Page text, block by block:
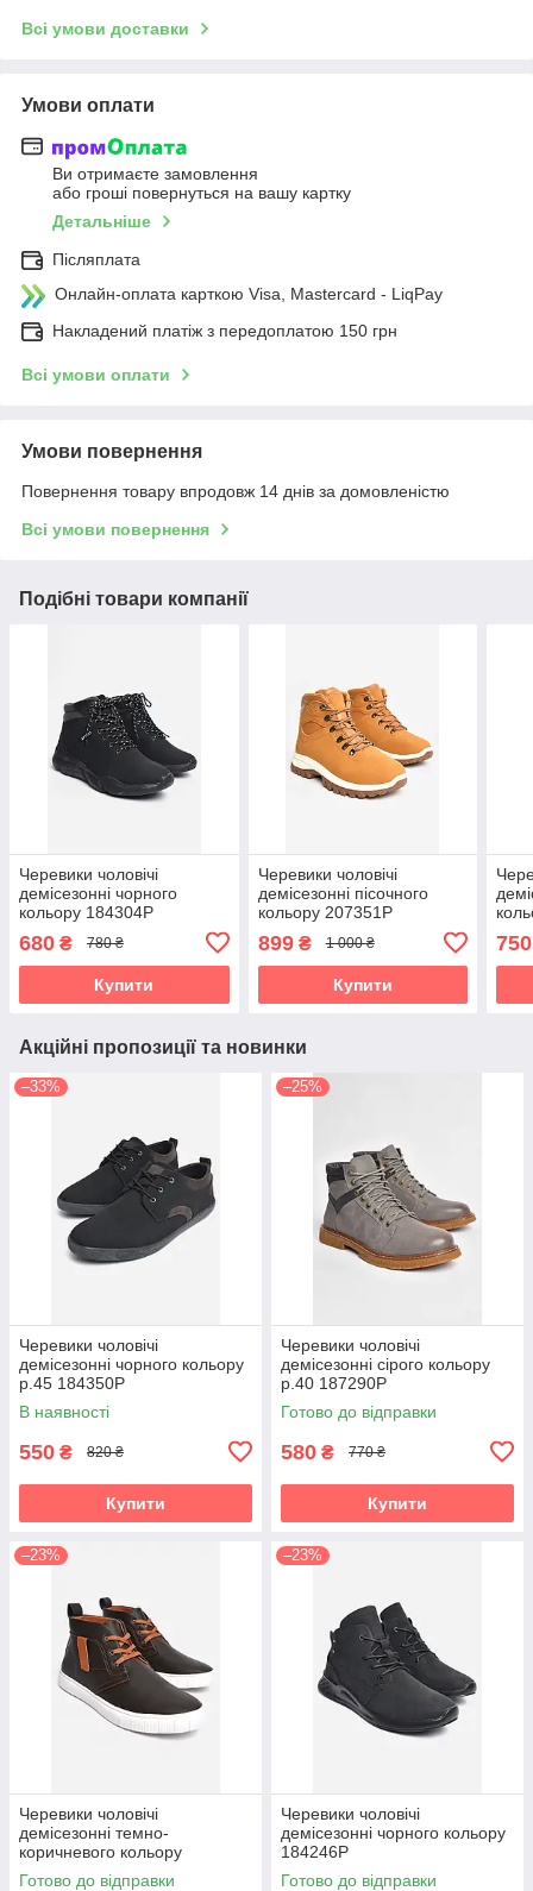
Всі умови доставки
Умови оплати
Ви отримаєте замовлення
або гроші повернуться на вашу картку
Детальніше
Післяплата
Онлайн-оплата карткою Visa, Mastercard - LiqPay
Накладений платіж з передоплатою 150 грн
Всі умови оплати
Умови повернення
Повернення товару впродовж 14 днів за домовленістю
Всі умови повернення
Подібні товари компанії
Черевики чоловічі
демісезонні чорного
кольору 184304P
680 ₴ 780 ₴
Купити
Черевики чоловічі
демісезонні пісочного
кольору 207351P
899₴ 1 000 ₴
Купити
750
Акційні пропозиції та новинки
–33%
Черевики чоловічі
демісезонні чорного кольору
р.45 184350P
В наявності
550 ₴ 820 ₴
Купити
–25%
Черевики чоловічі
демісезонні сірого кольору
р.40 187290P
Готово до відправки
580 ₴ 770 ₴
Купити
–23%
Черевики чоловічі
демісезонні темно-
коричневого кольору
184375P
Готово до відправки
–23%
Черевики чоловічі
демісезонні чорного кольору
184246P
Готово до відправки